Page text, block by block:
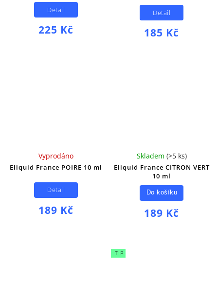
225 Kč
Detail
185 Kč
Detail
Eliquid France POIRE 10 ml
Vyprodáno
189 Kč
Detail
Eliquid France CITRON VERT
10 ml
Skladem (>5 ks)
189 Kč
Do košíku
TIP